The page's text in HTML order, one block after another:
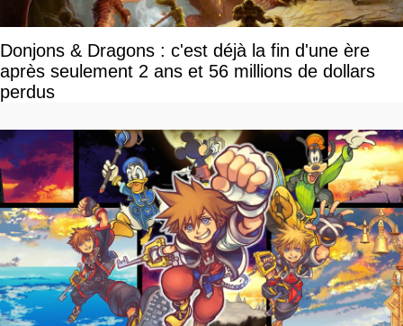
Donjons & Dragons : c'est déjà la fin d'une ère
après seulement 2 ans et 56 millions de dollars
perdus